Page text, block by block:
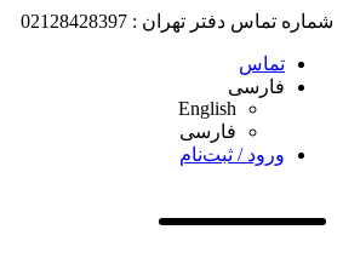
شماره تماس دفتر تهران : 02128428397
تماس
فارسی
English
فارسی
ورود / ثبت‌نام